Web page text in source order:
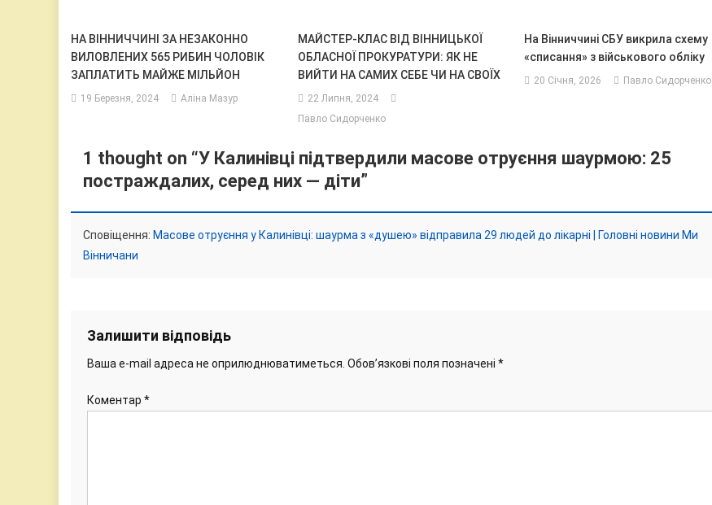
НА ВІННИЧЧИНІ ЗА НЕЗАКОННО
ВИЛОВЛЕНИХ 565 РИБИН ЧОЛОВІК
ЗАПЛАТИТЬ МАЙЖЕ МІЛЬЙОН
19 Березня, 2024 Аліна Мазур
МАЙСТЕР-КЛАС ВІД ВІННИЦЬКОЇ
ОБЛАСНОЇ ПРОКУРАТУРИ: ЯК НЕ
ВИЙТИ НА САМИХ СЕБЕ ЧИ НА СВОЇХ
22 Липня, 2024
Павло Сидорченко
На Вінниччині СБУ викрила схему
«списання» з військового обліку
20 Січня, 2026 Павло Сидорченко
1 thought on “У Калинівці підтвердили масове отруєння шаурмою: 25
постраждалих, серед них — діти”
Сповіщення: Масове отруєння у Калинівці: шаурма з «душею» відправила 29 людей до лікарні | Головні новини Ми
Вінничани
Залишити відповідь
Ваша e-mail адреса не оприлюднюватиметься. Обов’язкові поля позначені *
Коментар *